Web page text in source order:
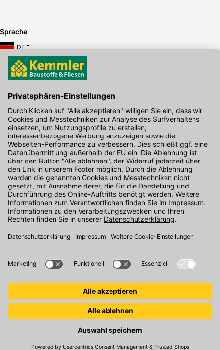
Sprache
DE
Hier gibt's die kostenlose App
Kontakt
Unser Onlineshop Team ist montags bis freitags von 08:00 - 17:00
Uhr unter der Telefonnummer07071 / 151-151für Sie erreichbar.
Alternativ können Sie unser Kontaktformular nutzen.
Den Kontakt direkt in unsere Niederlassungen finden Sie